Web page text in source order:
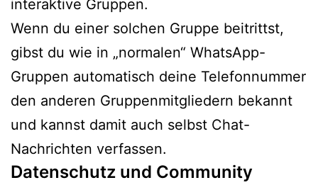
interaktive Gruppen.
Wenn du einer solchen Gruppe beitrittst,
gibst du wie in „normalen“ WhatsApp-
Gruppen automatisch deine Telefonnummer
den anderen Gruppenmitgliedern bekannt
und kannst damit auch selbst Chat-
Nachrichten verfassen.
Datenschutz und Community